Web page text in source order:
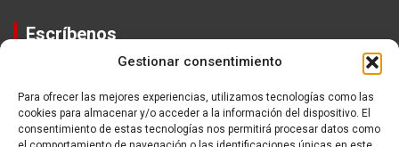
Gestionar consentimiento
Para ofrecer las mejores experiencias, utilizamos tecnologías como las
cookies para almacenar y/o acceder a la información del dispositivo. El
consentimiento de estas tecnologías nos permitirá procesar datos como
Escríbenos
Equipo
Política de Privacidad